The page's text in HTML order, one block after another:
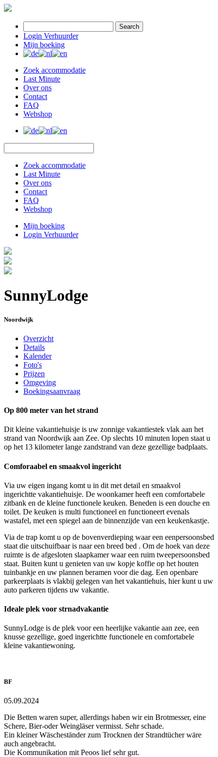
Search
Login Verhuurder
Mijn boeking
Zoek accommodatie
Last Minute
Over ons
Contact
FAQ
Webshop
Zoek accommodatie
Last Minute
Over ons
Contact
FAQ
Webshop
Mijn boeking
Login Verhuurder
SunnyLodge
Noordwijk
Overzicht
Details
Kalender
Foto's
Prijzen
Omgeving
Boekingsaanvraag
Op 800 meter van het strand
Dit kleine vakantiehuisje is uw zonnige vakantiestek vlak aan het
strand van Noordwijk aan Zee. Op slechts 10 minuten lopen staat u
op het 13 kilometer lange zandstrand van deze gezellige badplaats.
Comforaabel en smaakvol ingericht
Via uw eigen ingang komt u in dit met detail en smaakvol
ingerichtte vakantiehuisje. De woonkamer heeft een comfortabele
zitbank en de kleine functionele keuken. Beneden is een douche en
toilet. De keuken is multi functioneel en functioneert evenals
wastafel, met een spiegel aan de binnenzijde van een keukenkastje.
Via de trap komt u op de bovenverdieping waar een eenpersoonsbed
staat die uitschuifbaar is naar een breed bed . Om de hoek van deze
ruimte is de afgesloten slaapkamer waar een ruim tweepersoonsbed
staat. Buiten kunt u genieten van uw kopje koffie op het houten
tuinbankje en uw plannen beramen voor die dag. Een openbare
parkeerplaats is vlakbij gelegen van het vakantiehuis, hier kunt u uw
auto parkeren tijdens uw vakantie.
Ideale plek voor strnadvakantie
SunnyLodge is de plek voor een heerlijke vakantie aan zee, een
knusse gezellige, goed ingerichtte functionele en comfortabele
kleine vakantiewoning.
BF
05.09.2024
Die Betten waren super, allerdings haben wir ein Brotmesser, eine
Schere, Bier-oder Weingläser vermisst. Sehr schade.
Ein kleiner Wäscheständer zum Trocknen der Strandtücher wäre
auch angebracht.
Die Kommunikation mit Peoos lief sehr gut.